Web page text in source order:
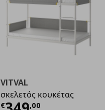
VITVAL
σκελετός κουκέτας
€ ,00